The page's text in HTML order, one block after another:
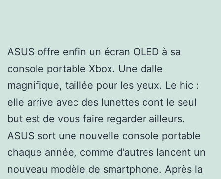
ASUS offre enfin un écran OLED à sa
console portable Xbox. Une dalle
magnifique, taillée pour les yeux. Le hic :
elle arrive avec des lunettes dont le seul
but est de vous faire regarder ailleurs.
ASUS sort une nouvelle console portable
chaque année, comme d’autres lancent un
nouveau modèle de smartphone. Après la